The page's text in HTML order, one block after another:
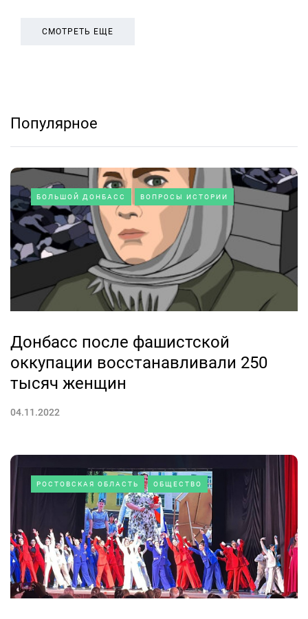
СМОТРЕТЬ ЕЩЕ
Популярное
БОЛЬШОЙ ДОНБАСС ВОПРОСЫ ИСТОРИИ
Донбасс после фашистской
оккупации восстанавливали 250
тысяч женщин
04.11.2022
РОСТОВСКАЯ ОБЛАСТЬ ОБЩЕСТВО